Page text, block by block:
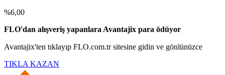
%6,00
FLO'dan alışveriş yapanlara Avantajix para ödüyor
Avantajix'ten tıklayıp FLO.com.tr sitesine gidin ve gönlünüzce
TIKLA KAZAN